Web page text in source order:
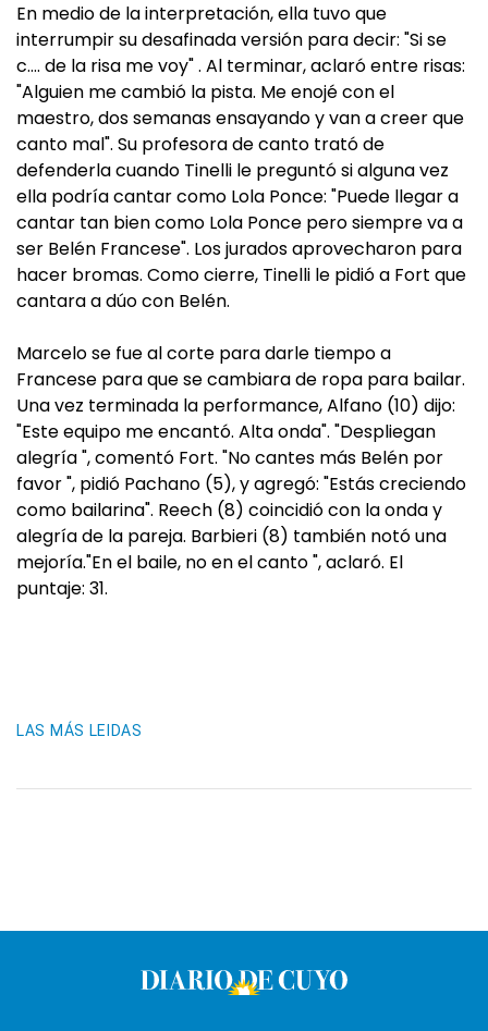
En medio de la interpretación, ella tuvo que
interrumpir su desafinada versión para decir: "Si se
c…. de la risa me voy" . Al terminar, aclaró entre risas:
"Alguien me cambió la pista. Me enojé con el
maestro, dos semanas ensayando y van a creer que
canto mal". Su profesora de canto trató de
defenderla cuando Tinelli le preguntó si alguna vez
ella podría cantar como Lola Ponce: "Puede llegar a
cantar tan bien como Lola Ponce pero siempre va a
ser Belén Francese". Los jurados aprovecharon para
hacer bromas. Como cierre, Tinelli le pidió a Fort que
cantara a dúo con Belén.
Marcelo se fue al corte para darle tiempo a
Francese para que se cambiara de ropa para bailar.
Una vez terminada la performance, Alfano (10) dijo:
"Este equipo me encantó. Alta onda". "Despliegan
alegría ", comentó Fort. "No cantes más Belén por
favor ", pidió Pachano (5), y agregó: "Estás creciendo
como bailarina". Reech (8) coincidió con la onda y
alegría de la pareja. Barbieri (8) también notó una
mejoría."En el baile, no en el canto ", aclaró. El
puntaje: 31.
LAS MÁS LEIDAS